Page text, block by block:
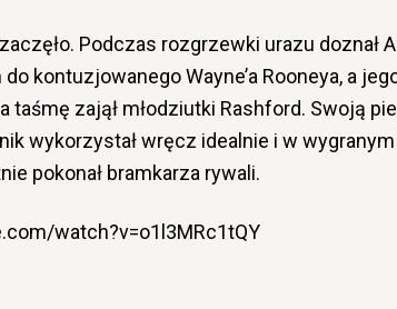
Podczas rozgrzewki urazu doznał
do kontuzjowanego Wayne’a Rooneya, a
taśmę zajął młodziutki Rashford. Swoją
wykorzystał wręcz idealnie i w
pokonał bramkarza rywali.
watch?v=o1l3MRc1tQY